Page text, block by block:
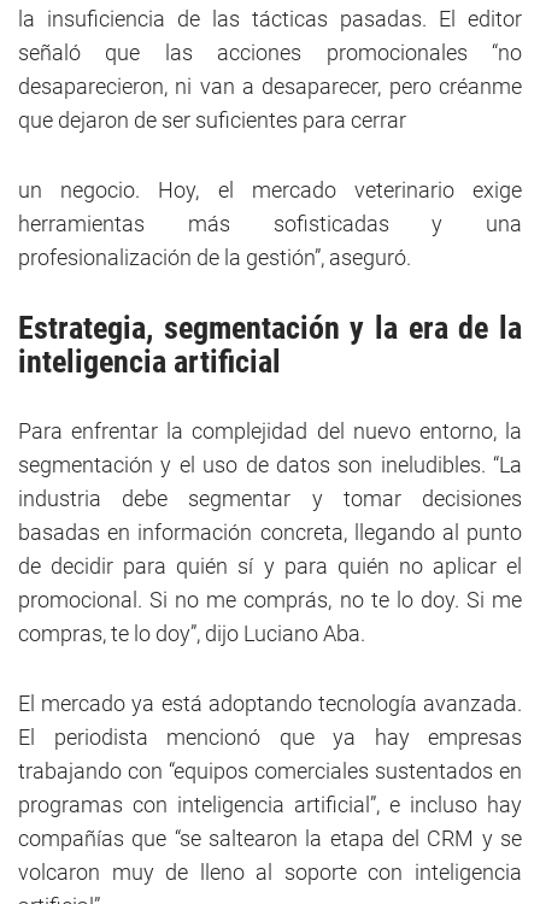
la insuficiencia de las tácticas pasadas. El editor
señaló que las acciones promocionales “no
desaparecieron, ni van a desaparecer, pero créanme
que dejaron de ser suficientes para cerrar
un negocio. Hoy, el mercado veterinario exige
herramientas más sofisticadas y una
profesionalización de la gestión”, aseguró.
Estrategia, segmentación y la era de la
inteligencia artificial
Para enfrentar la complejidad del nuevo entorno, la
segmentación y el uso de datos son ineludibles. “La
industria debe segmentar y tomar decisiones
basadas en información concreta, llegando al punto
de decidir para quién sí y para quién no aplicar el
promocional. Si no me comprás, no te lo doy. Si me
compras, te lo doy”, dijo Luciano Aba.
El mercado ya está adoptando tecnología avanzada.
El periodista mencionó que ya hay empresas
trabajando con “equipos comerciales sustentados en
programas con inteligencia artificial”, e incluso hay
compañías que “se saltearon la etapa del CRM y se
volcaron muy de lleno al soporte con inteligencia